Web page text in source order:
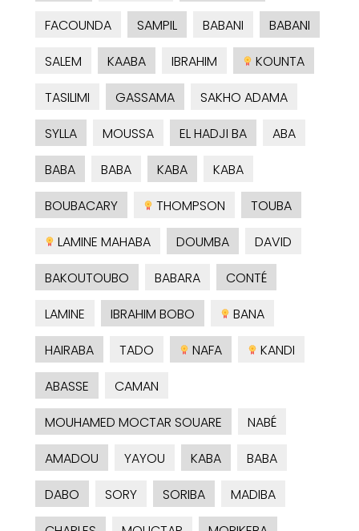
FACOUNDA
SAMPIL BABANI
BABANI
SALEM
KAABA IBRAHIM
KOUNTA
TASILIMI
GASSAMA
SAKHO ADAMA
SYLLA
MOUSSA EL HADJI BA
ABA
BABA
BABA KABA
KABA
BOUBACARY
THOMPSON
TOUBA
LAMINE MAHABA
DOUMBA
DAVID
BAKOUTOUBO
BABARA
CONTÉ
LAMINE
IBRAHIM BOBO
BANA
HAIRABA
TADO NAFA
KANDI
ABASSE
CAMAN
MOUHAMED MOCTAR SOUARE
NABÉ
AMADOU
YAYOU KABA
BABA
DABO
SORY SORIBA
MADIBA